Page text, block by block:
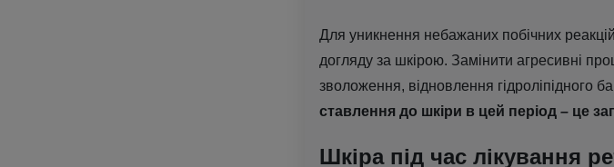
Для уникнення небажаних побічних
догляду за шкірою. Замінити агресивні
зволоження, відновлення гідроліпідного
ставлення до шкіри в цей період –це
Шкіра під час лікування